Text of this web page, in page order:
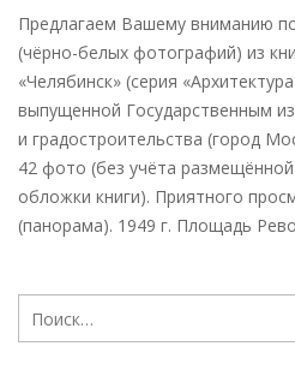
Предлагаем Вашему вниманию
(чёрно-белых фотографий) из
«Челябинск» (серия
выпущенной Государственным
и градостроительства (город
42 фото (без учёта
обложки книги). Приятного
(панорама). 1949 г. Площадь